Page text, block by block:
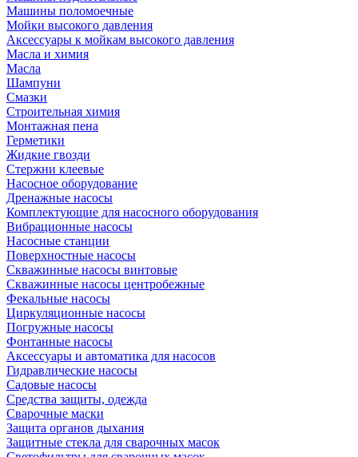
Машины поломоечные
Мойки высокого давления
Аксессуары к мойкам высокого давления
Масла и химия
Масла
Шампуни
Смазки
Строительная химия
Монтажная пена
Герметики
Жидкие гвозди
Стержни клеевые
Насосное оборудование
Дренажные насосы
Комплектующие для насосного оборудования
Вибрационные насосы
Насосные станции
Поверхностные насосы
Скважинные насосы винтовые
Скважинные насосы центробежные
Фекальные насосы
Циркуляционные насосы
Погружные насосы
Фонтанные насосы
Аксессуары и автоматика для насосов
Гидравлические насосы
Садовые насосы
Средства защиты, одежда
Сварочные маски
Защита органов дыхания
Защитные стекла для сварочных масок